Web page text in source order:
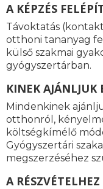
A KÉPZÉS
Távoktatás
otthoni tananyag
külső szakmai
gyógyszertárban.
KINEK AJÁNLJUK
Mindenkinek
otthonról,
költségkímélő
Gyógyszertári
megszerzéséhez
A